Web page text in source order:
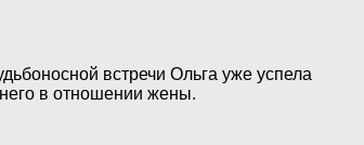
встречи Ольга уже успела
в отношении жены.